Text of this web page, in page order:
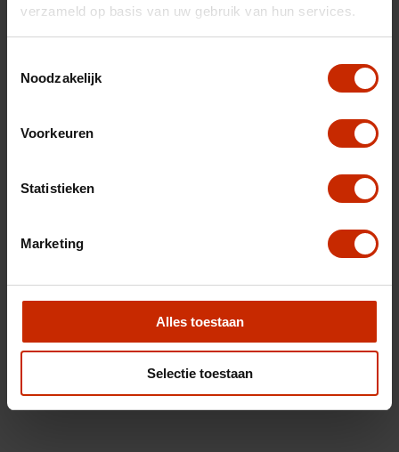
verzameld op basis van uw gebruik van hun services.
Noodzakelijk
Voorkeuren
Statistieken
Marketing
Alles toestaan
Selectie toestaan